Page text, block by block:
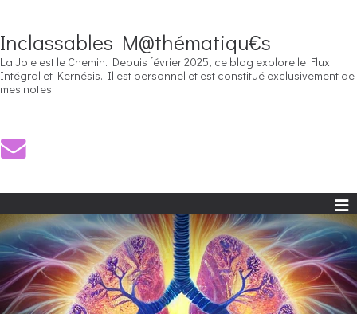
Inclassables M@thématiqu€s
La Joie est le Chemin. Depuis février 2025, ce blog explore le Flux
Intégral et Kernésis. Il est personnel et est constitué exclusivement de
mes notes.